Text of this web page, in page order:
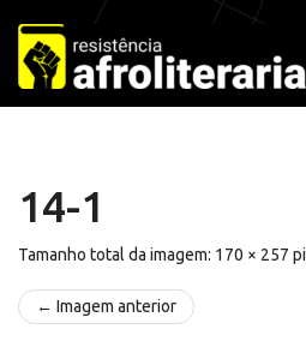
Pular
para
o
conteúdo
14-1
Tamanho total da imagem: 170 × 257
← Imagem anterior